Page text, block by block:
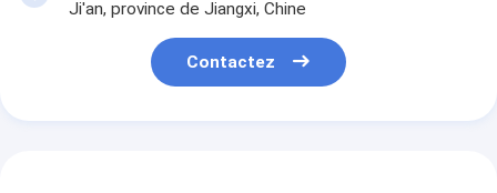
Ji'an, province de Jiangxi, Chine
Contactez